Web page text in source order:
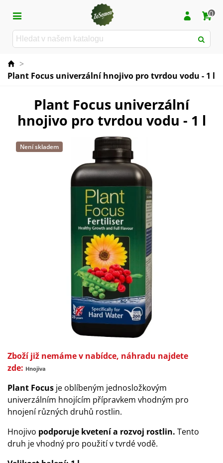
0
>
Plant Focus univerzální hnojivo pro tvrdou vodu - 1 l
Plant Focus univerzální
hnojivo pro tvrdou vodu - 1 l
Není skladem
Zboží již nemáme v nabídce, náhradu najdete
zde: Hnojiva
Plant Focus je oblíbeným jednosložkovým
univerzálním hnojícím přípravkem vhodným pro
hnojení různých druhů rostlin.
Hnojivo podporuje kvetení a rozvoj rostlin. Tento
druh je vhodný pro použití v tvrdé vodě.